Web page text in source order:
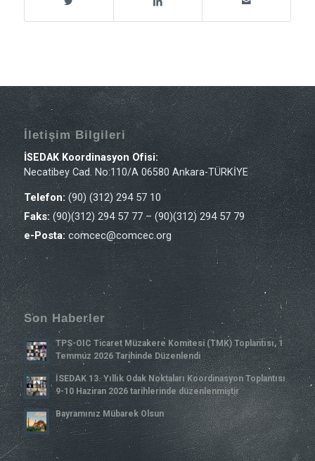
İletişim Bilgileri
İSEDAK Koordinasyon Ofisi:
Necatibey Cad. No:110/A 06580 Ankara-TÜRKİYE
Telefon:(90) (312) 294 57 10
Faks:(90)(312) 294 57 77 – (90)(312) 294 57 79
e-Posta:comcec@comcec.org
Son Haberler
TPS-OIC Ticaret Müzakere Komitesi (TMK) Toplantısı, 1
Temmuz 2026 Tarihinde Düzenlendi
İSEDAK 13. Yıllık Odak Noktaları Koordinasyon Toplantısı
9-10 Haziran 2026 tarihlerinde düzenlenmiştir
Bayramınız Mübarek Olsun